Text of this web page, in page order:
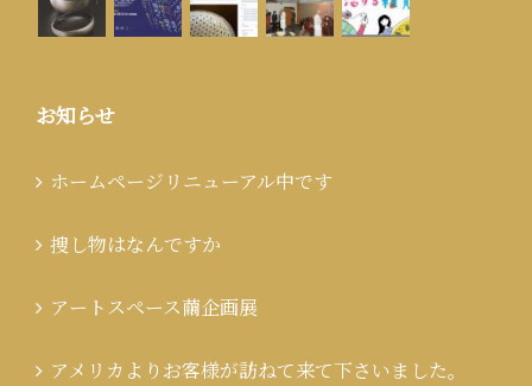
お知らせ
ホームページリニューアル中です
捜し物はなんですか
アートスペース繭企画展
アメリカよりお客様が訪ねて来て下さいました。